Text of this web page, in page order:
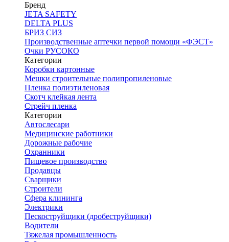
Бренд
JETA SAFETY
DELTA PLUS
БРИЗ СИЗ
Производственные аптечки первой помощи «ФЭСТ»
Очки РУСОКО
Категории
Коробки картонные
Мешки строительные полипропиленовые
Пленка полиэтиленовая
Скотч клейкая лента
Стрейч пленка
Категории
Автослесари
Медицинские работники
Дорожные рабочие
Охранники
Пищевое производство
Продавцы
Сварщики
Строители
Сфера клининга
Электрики
Пескоструйщики (дробеструйщики)
Водители
Тяжелая промышленность